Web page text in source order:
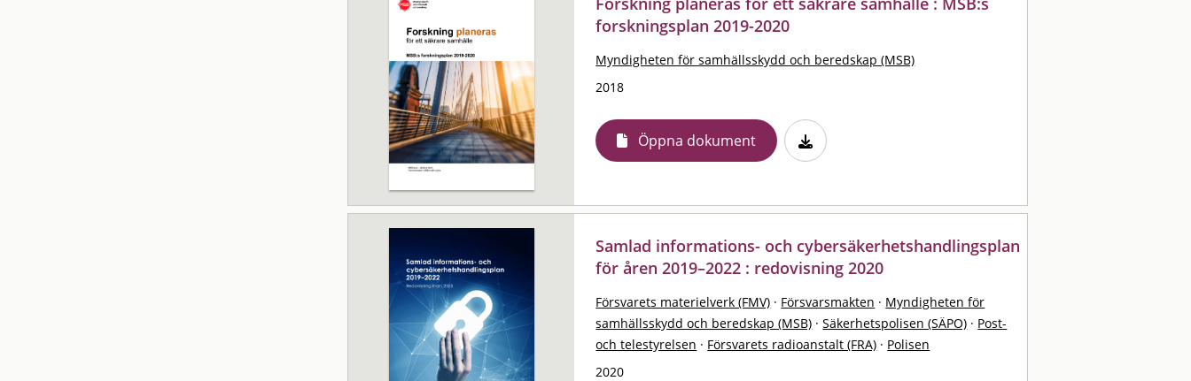
forskningsplan 2019-2020
Myndigheten för samhällsskydd och beredskap (MSB)
2018
Öppna dokument
Samlad informations- och cybersäkerhetshandlingsplan
för åren 2019–2022 : redovisning 2020
Försvarets materielverk (FMV) · Försvarsmakten · Myndigheten för
samhällsskydd och beredskap (MSB) · Säkerhetspolisen (SÄPO) · Post-
och telestyrelsen · Försvarets radioanstalt (FRA) · Polisen
2020